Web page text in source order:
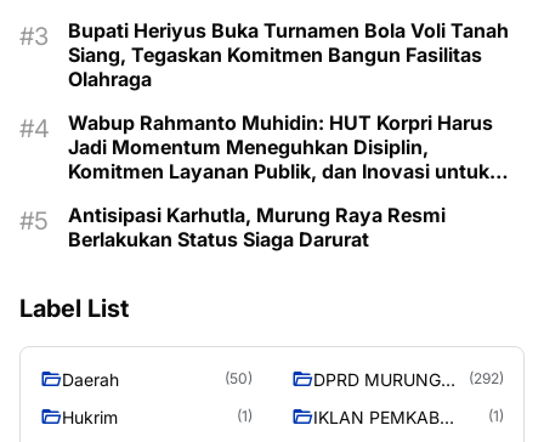
Bupati Heriyus Buka Turnamen Bola Voli Tanah
Siang, Tegaskan Komitmen Bangun Fasilitas
Olahraga
Wabup Rahmanto Muhidin: HUT Korpri Harus
Jadi Momentum Meneguhkan Disiplin,
Komitmen Layanan Publik, dan Inovasi untuk
Antisipasi Karhutla, Murung Raya Resmi
Berlakukan Status Siaga Darurat
Label List
Daerah (50)
DPRD MURUNG
(292)
Hukrim (1)
IKLAN PEMKAB
(1)